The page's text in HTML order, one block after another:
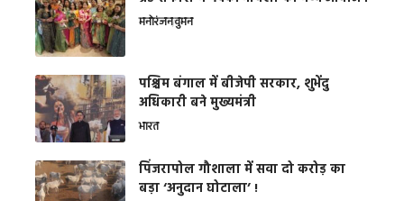
मनोरंजनवुमन
पश्चिम बंगाल में बीजेपी सरकार, शुभेंदु
अधिकारी बने मुख्यमंत्री
भारत
​पिंजरापोल गौशाला में सवा दो करोड़ का
बड़ा ‘अनुदान घोटाला’ !